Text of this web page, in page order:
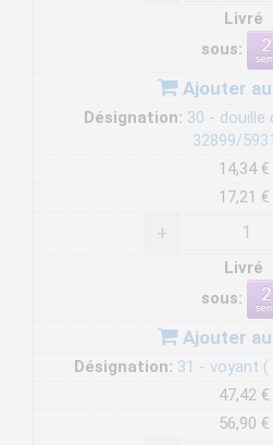
Livré
sous:
Ajouter
Désignation: 30 - douille
32899/
14,34 €
17,21 €
+
Livré
sous:
Ajouter
Désignation: 31 - voyant (
47,42 €
56,90 €